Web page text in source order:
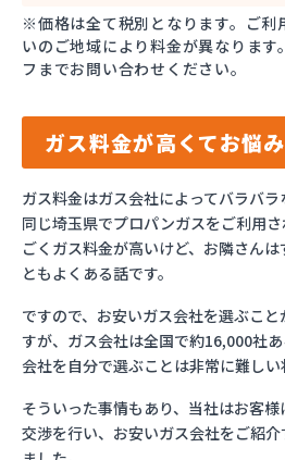
※価格は全て税別となります。ご利
いのご地域により料金が異なります
フまでお問い合わせください。
ガス料金が高くてお悩
ガス料金はガス会社によってバラバラ
同じ埼玉県でプロパンガスをご利用
ごくガス料金が高いけど、お隣さん
ともよくある話です。
ですので、お安いガス会社を選ぶこ
すが、ガス会社は全国で約16,000社
会社を自分で選ぶことは非常に難しい
そういった事情もあり、当社はお客
交渉を行い、お安いガス会社をご紹